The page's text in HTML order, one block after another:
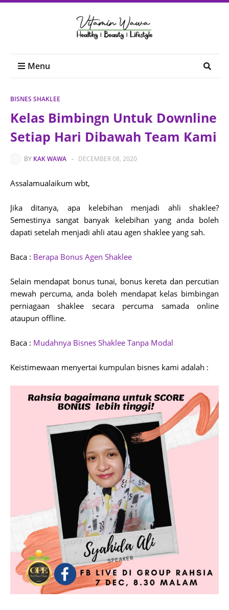
Menu
BISNES SHAKLEE
Kelas Bimbingn Untuk Downline
Setiap Hari Dibawah Team Kami
BY KAK WAWA - DECEMBER 08, 2020
Assalamualaikum wbt,
Jika ditanya, apa kelebihan menjadi ahli shaklee?
Semestinya sangat banyak kelebihan yang anda boleh
dapati setelah menjadi ahli atau agen shaklee yang sah.
Baca : Berapa Bonus Agen Shaklee
Selain mendapat bonus tunai, bonus kereta dan percutian
mewah percuma, anda boleh mendapat kelas bimbingan
perniagaan shaklee secara percuma samada online
ataupun offline.
Baca : Mudahnya Bisnes Shaklee Tanpa Modal
Keistimewaan menyertai kumpulan bisnes kami adalah :